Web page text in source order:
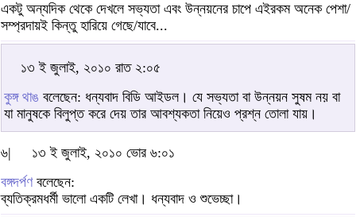
একটু অন্যদিক থেকে দেখলে সভ্যতা এবং উন্নয়নের চাপে এইরকম অনেক পেশা/
সম্প্রদায়ই কিন্তু হারিয়ে গেছে/যাবে...
১৩ ই জুলাই, ২০১০ রাত ২:০৫
কুঙ্গ থাঙ বলেছেন: ধন্যবাদ বিডি আইডল। যে সভ্যতা বা উন্নয়ন সুষম নয় বা
যা মানুষকে বিলুপ্ত করে দেয় তার আবশ্যকতা নিয়েও প্রশ্ন তোলা যায়।
৬|
১৩ ই জুলাই, ২০১০ ভোর ৬:০১
বঙ্গদর্পণবলেছেন:
ব্যতিক্রমধর্মী ভালো একটি লেখা। ধন্যবাদ ও শুভেচ্ছা।